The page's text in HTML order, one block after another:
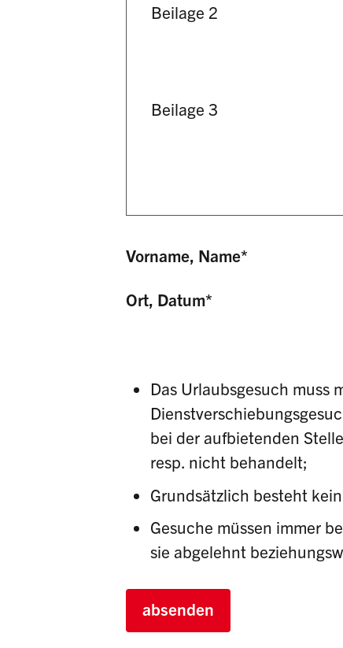
Beilage 2
Beilage 3
Vorname, Name*
Ort, Datum*
Das Urlaubsgesuch muss
bei der aufbietenden
resp. nicht behandelt;
Grundsätzlich besteht
Gesuche müssen immer
sie abgelehnt
absenden